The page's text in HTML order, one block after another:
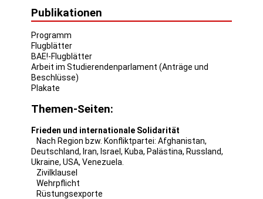
Publikationen
Programm
Flugblätter
BAE!-Flugblätter
Arbeit im Studierendenparlament (Anträge und
Beschlüsse)
Plakate
Themen-Seiten:
Frieden und internationale Solidarität
Nach Region bzw. Konfliktpartei: Afghanistan,
Deutschland, Iran, Israel , Kuba, Palästina, Russland,
Ukraine, USA, Venezuela
Zivilklausel
Wehrpflicht
Rüstungsexporte